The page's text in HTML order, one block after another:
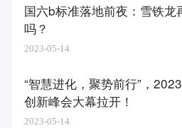
国六b标准落地前夜：雪铁龙
吗？
2023-05-14
“智慧进化，聚势前行”，
创新峰会大幕拉开！
2023-05-14